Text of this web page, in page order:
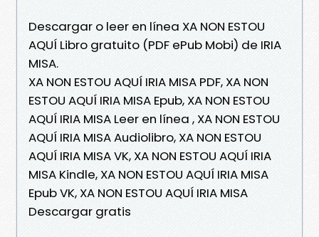
Descargar o leer en línea XA NON ESTOU
AQUÍ Libro gratuito (PDF ePub Mobi) de IRIA
MISA.
XA NON ESTOU AQUÍ IRIA MISA PDF, XA NON
ESTOU AQUÍ IRIA MISA Epub, XA NON ESTOU
AQUÍ IRIA MISA Leer en línea , XA NON ESTOU
AQUÍ IRIA MISA Audiolibro, XA NON ESTOU
AQUÍ IRIA MISA VK, XA NON ESTOU AQUÍ IRIA
MISA Kindle, XA NON ESTOU AQUÍ IRIA MISA
Epub VK, XA NON ESTOU AQUÍ IRIA MISA
Descargar gratis